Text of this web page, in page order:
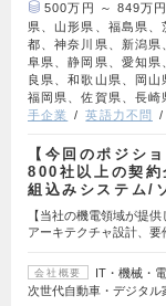
500万円 ～ 849万円
県、山形県、福島県
都、神奈川県、新潟県
阜県、静岡県、愛知
良県、和歌山県、岡山
福岡県、佐賀県、長
手企業
英語力不問
【今回のポジシ
800社以上の契約
組込みシステム/
【当社の機電領域が提
アーキテクチャ設計、
会社概要
IT・機械・
次世代自動車・デジタ